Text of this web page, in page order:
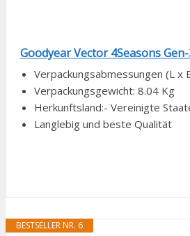
Goodyear Vector 4Seasons
Verpackungsabmessungen (L x
Verpackungsgewicht: 8.04 Kg
Herkunftsland:- Vereinigte
Langlebig und beste Qualität
BESTSELLER NR. 6